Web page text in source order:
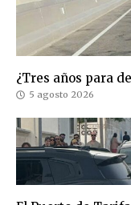
¿Tres años para
5 agosto 2026